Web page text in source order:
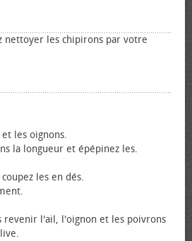
nettoyer les chipirons par votre
les oignons.
la longueur et épépinez les.
les en dés.
revenir l'ail, l'oignon et les poivrons